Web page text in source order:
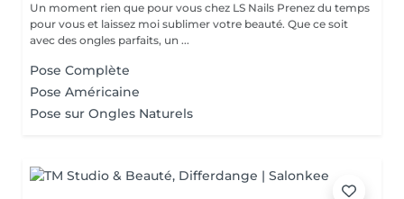
Un moment rien que pour vous chez LS Nails Prenez du temps
pour vous et laissez moi sublimer votre beauté. Que ce soit
avec des ongles parfaits, un ...
Pose Complète
Pose Américaine
Pose sur Ongles Naturels